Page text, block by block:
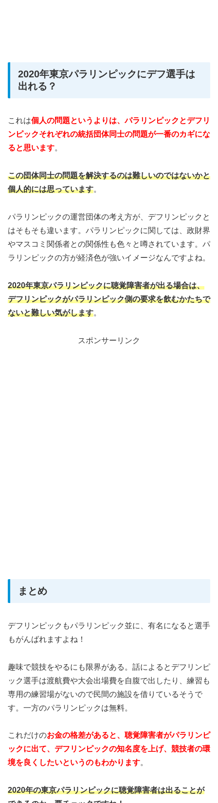
2020年東京パラリンピックにデフ選手は
出れる？
これは個人の問題というよりは、パラリンピックとデフリ
ンピックそれぞれの統括団体同士の問題が一番のカギにな
ると思います。
この団体同士の問題を解決するのは難しいのではないかと
個人的には思っています。
パラリンピックの運営団体の考え方が、デフリンピックと
はそもそも違います。パラリンピックに関しては、政財界
やマスコミ関係者との関係性も色々と噂されています。パ
ラリンピックの方が経済色が強いイメージなんですよね。
2020年東京パラリンピックに聴覚障害者が出る場合は、
デフリンピックがパラリンピック側の要求を飲むかたちで
ないと難しい気がします。
スポンサーリンク
まとめ
デフリンピックもパラリンピック並に、有名になると選手
もがんばれますよね！
趣味で競技をやるにも限界がある。話によるとデフリンピ
ック選手は渡航費や大会出場費を自腹で出したり、練習も
専用の練習場がないので民間の施設を借りているそうで
す。一方のパラリンピックは無料。
これだけのお金の格差があると、聴覚障害者がパラリンピ
ックに出て、デフリンピックの知名度を上げ、競技者の環
境を良くしたいというのもわかります。
2020年の東京パラリンピックに聴覚障害者は出ることが